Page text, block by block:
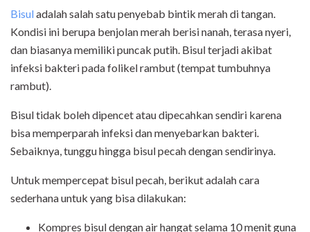
Bisuladalah salah satu penyebab bintik merah di tangan.
Kondisi ini berupa benjolan merah berisi nanah, terasa nyeri,
dan biasanya memiliki puncak putih. Bisul terjadi akibat
infeksi bakteri pada folikel rambut (tempat tumbuhnya
rambut).
Bisul tidak boleh dipencet atau dipecahkan sendiri karena
bisa memperparah infeksi dan menyebarkan bakteri.
Sebaiknya, tunggu hingga bisul pecah dengan sendirinya.
Untuk mempercepat bisul pecah, berikut adalah cara
sederhana untuk yang bisa dilakukan:
Kompres bisul dengan air hangat selama 10 menit guna